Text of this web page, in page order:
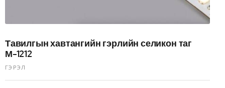
Тавилгын хавтангийн гэрлийн селикон таг
М-1212
ГЭРЭЛ